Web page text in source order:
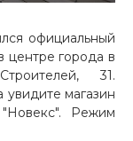
официальный
центре города в
31.
магазин
Режим